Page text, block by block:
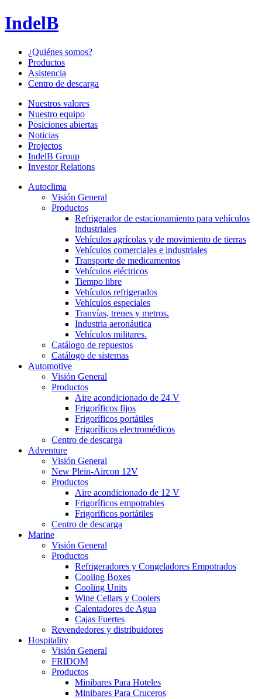
IndelB
¿Quiénes somos?
Productos
Asistencia
Centro de descarga
Nuestros valores
Nuestro equipo
Posiciones abiertas
Noticias
Projectos
IndelB Group
Investor Relations
Autoclima
Visión General
Productos
Refrigerador de estacionamiento para vehículos
industriales
Vehículos agrícolas y de movimiento de tierras
Vehículos comerciales e industriales
Transporte de medicamentos
Vehículos eléctricos
Tiempo libre
Vehículos refrigerados
Vehículos especiales
Tranvías, trenes y metros.
Industria aeronáutica
Vehículos militares.
Catálogo de repuestos
Catálogo de sistemas
Automotive
Visión General
Productos
Aire acondicionado de 24 V
Frigoríficos fijos
Frigoríficos portátiles
Frigoríficos electromédicos
Centro de descarga
Adventure
Visión General
New Plein-Aircon 12V
Productos
Aire acondicionado de 12 V
Frigoríficos empotrables
Frigoríficos portátiles
Centro de descarga
Marine
Visión General
Productos
Refrigeradores y Congeladores Empotrados
Cooling Boxes
Cooling Units
Wine Cellars y Coolers
Calentadores de Agua
Cajas Fuertes
Revendedores y distribuidores
Hospitality
Visión General
FRIDOM
Productos
Minibares Para Hoteles
Minibares Para Cruceros